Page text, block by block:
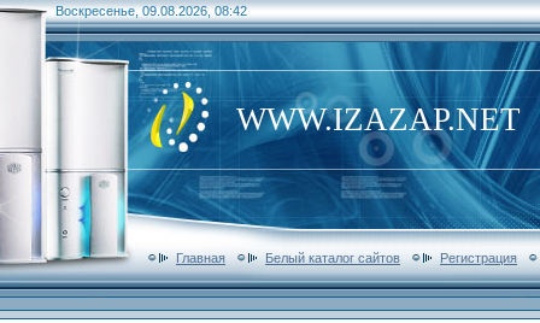
Воскресенье, 09.08.2026, 08:42
WWW.IZAZAP.NET
Главная Белый каталог сайтов Регистрация